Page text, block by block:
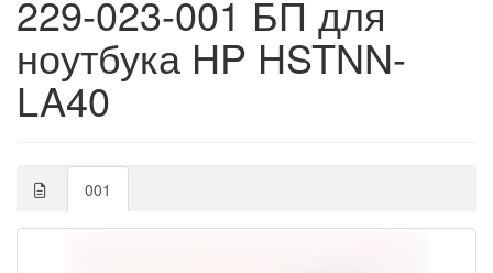
229-023-001 БП для
ноутбука HP HSTNN-
LA40
001